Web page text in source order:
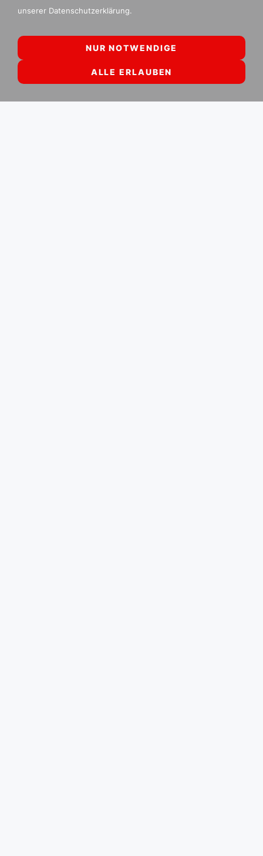
unserer Datenschutzerklärung.
NUR NOTWENDIGE
ALLE ERLAUBEN